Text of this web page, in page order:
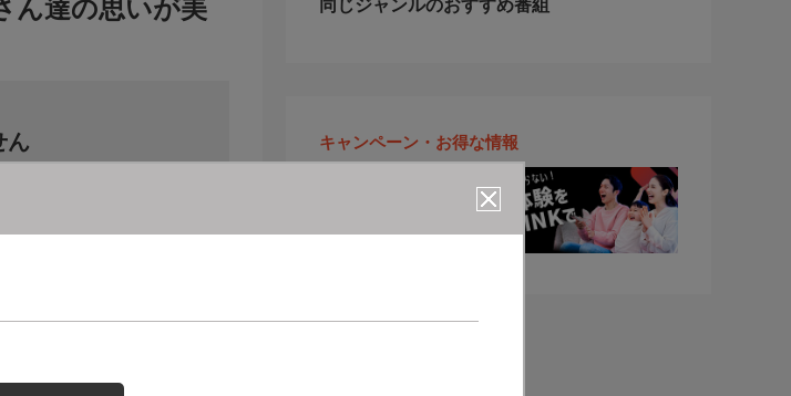
ん達の思いが美
ん
同じジャンルのおすすめ番組
キャンペーン・お得な情報